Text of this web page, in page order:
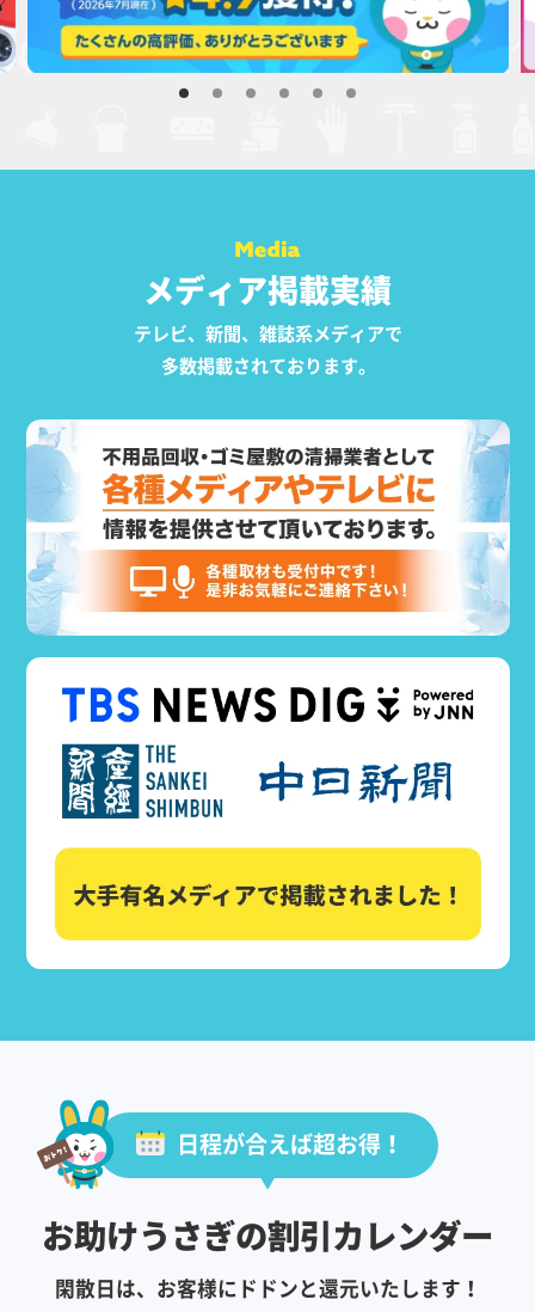
メディア掲載実績
テレビ、新聞、雑誌系メディアで
多数掲載されております。
日程が合えば超お得！
お助けうさぎの割引カレンダー
閑散日は、お客様にドドンと還元いたします！